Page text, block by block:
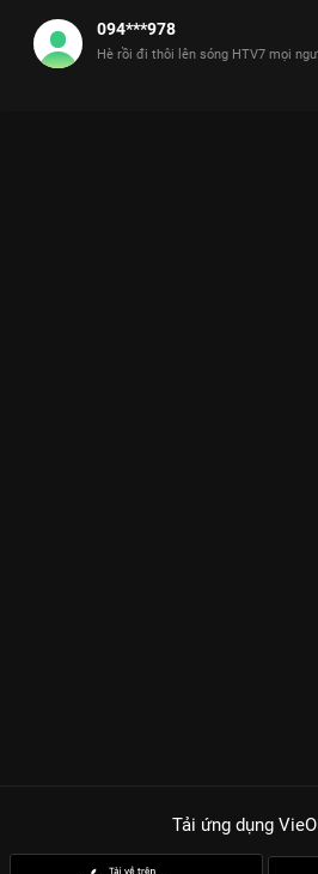
094***978
Hè rồi đi thôi lên sóng HTV7 mọi
Tải ứng dụng